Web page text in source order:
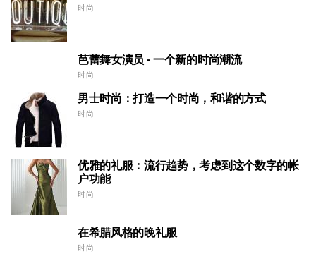
时尚
芭蕾舞女演员 - 一个新的时尚潮流
时尚
男士时尚：打造一个时尚，和谐的方式
时尚
优雅的礼服：流行趋势，考虑到这个数字的帐
户功能
时尚
在希腊风格的晚礼服
时尚